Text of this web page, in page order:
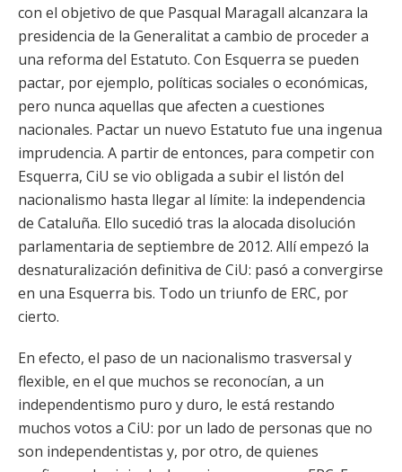
con el objetivo de que Pasqual Maragall alcanzara la
presidencia de la Generalitat a cambio de proceder a
una reforma del Estatuto. Con Esquerra se pueden
pactar, por ejemplo, políticas sociales o económicas,
pero nunca aquellas que afecten a cuestiones
nacionales. Pactar un nuevo Estatuto fue una ingenua
imprudencia. A partir de entonces, para competir con
Esquerra, CiU se vio obligada a subir el listón del
nacionalismo hasta llegar al límite: la independencia
de Cataluña. Ello sucedió tras la alocada disolución
parlamentaria de septiembre de 2012. Allí empezó la
desnaturalización definitiva de CiU: pasó a convergirse
en una Esquerra bis. Todo un triunfo de ERC, por
cierto.
En efecto, el paso de un nacionalismo trasversal y
flexible, en el que muchos se reconocían, a un
independentismo puro y duro, le está restando
muchos votos a CiU: por un lado de personas que no
son independentistas y, por otro, de quienes